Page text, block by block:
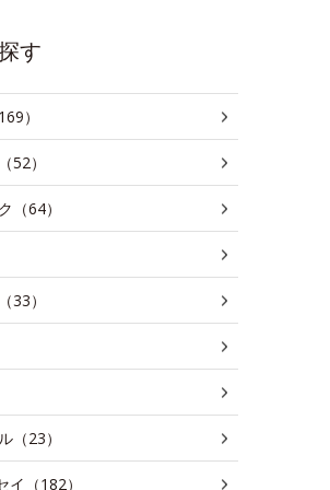
す
）
52）
（64）
33）
（23）
（182）